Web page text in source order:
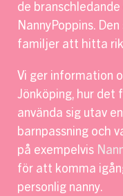
de
NannyPoppins.
familjer att hitta
Vi ger information
Jönköping, hur det
använda sig utav
barnpassning och
på exempelvis
för att komma
personlig nanny.